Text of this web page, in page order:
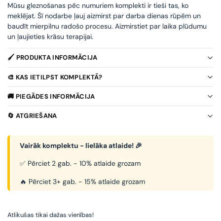
Mūsu gleznošanas pēc numuriem komplekti ir tieši tas, ko
meklējat. Šī nodarbe ļauj aizmirst par darba dienas rūpēm un
baudīt mierpilnu radošo procesu. Aizmirstiet par laika plūdumu
un ļaujieties krāsu terapijai.
🖌️ PRODUKTA INFORMĀCIJA
🎨 KAS IETILPST KOMPLEKTĀ?
🚚 PIEGĀDES INFORMĀCIJA
🔄 ATGRIEŠANA
Vairāk komplektu - lielāka atlaide! 🎉
✅ Pērciet 2 gab. - 10% atlaide grozam
🔥 Pērciet 3+ gab. - 15% atlaide grozam
Atlikušas tikai dažas vienības!